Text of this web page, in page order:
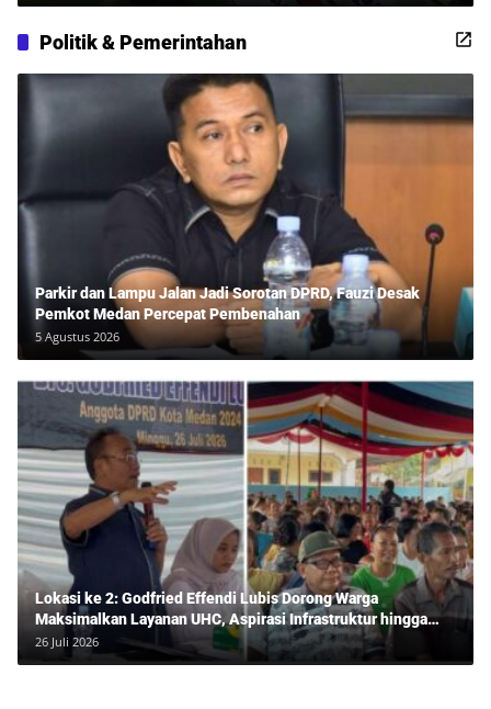
Politik & Pemerintahan
Parkir dan Lampu Jalan Jadi Sorotan DPRD, Fauzi Desak
Pemkot Medan Percepat Pembenahan
5 Agustus 2026
Lokasi ke 2: Godfried Effendi Lubis Dorong Warga
Maksimalkan Layanan UHC, Aspirasi Infrastruktur hingga
Pendidikan Mengemuka dalam Reses Medan Amplas
26 Juli 2026